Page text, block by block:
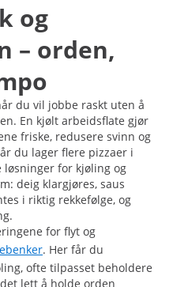
og
– orden,
du vil jobbe raskt uten å
En kjølt arbeidsflate gjør
friske, redusere svinn og
du lager flere pizzaer i
for kjøling og
deig klargjøres, saus
i riktig rekkefølge, og
for flyt og
. Her får du
ofte tilpasset beholdere
lett å holde orden